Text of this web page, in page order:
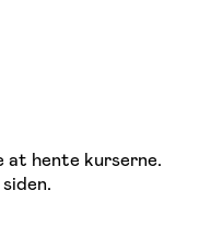
at hente kurserne.